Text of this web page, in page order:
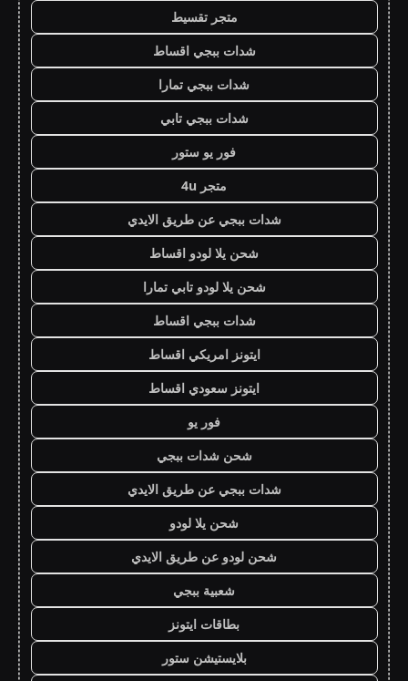
متجر تقسيط
شدات ببجي اقساط
شدات ببجي تمارا
شدات ببجي تابي
فور يو ستور
متجر 4u
شدات ببجي عن طريق الايدي
شحن يلا لودو اقساط
شحن يلا لودو تابي تمارا
شدات ببجي اقساط
ايتونز امريكي اقساط
ايتونز سعودي اقساط
فور يو
شحن شدات ببجي
شدات ببجي عن طريق الايدي
شحن يلا لودو
شحن لودو عن طريق الايدي
شعبية ببجي
بطاقات ايتونز
بلايستيشن ستور